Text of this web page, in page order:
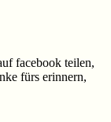
facebook teilen,
fürs erinnern,